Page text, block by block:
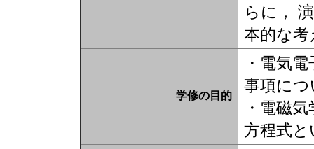
らに，
本的な
学修の目的
・電気
事項に
・電磁
方程式